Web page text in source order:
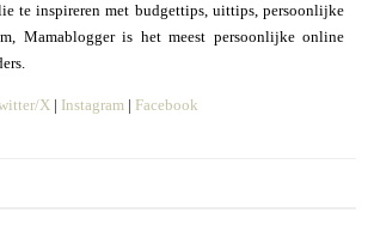
te inspireren met budgettips, uittips, persoonlijke
Mamablogger is het meest persoonlijke online
X | Instagram | Facebook